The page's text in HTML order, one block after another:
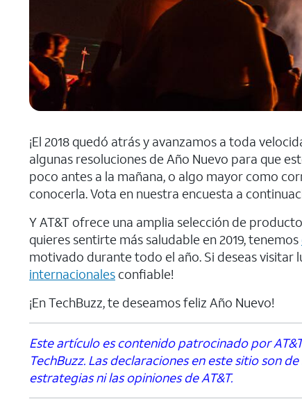
¡El 2018 quedó atrás y avanzamos a toda
algunas resoluciones de Año Nuevo para que
poco antes a la mañana, o algo mayor como
conocerla. Vota en nuestra encuesta a
Y AT&T ofrece una amplia selección de
quieres sentirte más saludable en 2019, tenemos
motivado durante todo el año. Si deseas visitar
internacionales confiable!
¡En TechBuzz, te deseamos feliz Año Nuevo!
Este artículo es contenido patrocinado por
TechBuzz. Las declaraciones en este sitio son
estrategias ni las opiniones de AT&T.